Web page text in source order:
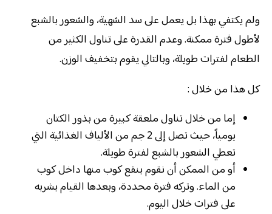
ولم يكتفي بهذا بل يعمل على سد الشهية، والشعور بالشبع
لأطول فترة ممكنة. وعدم القدرة على تناول الكثير من
الطعام لفترات طويلة، وبالتالي يقوم بتخفيف الوزن.
كل هذا من خلال :
إما من خلال تناول ملعقة كبيرة من بذور الكتان
يومياً، حيث تصل إلى 2 جم من الألياف الغذائية التي
تعطي الشعور بالشبع لفترة طويلة.
أو من الممكن أن نقوم بنقع كوب منها داخل كوب
من الماء. وتركه فترة محددة، وبعدها القيام بشربه
على فترات خلال اليوم.